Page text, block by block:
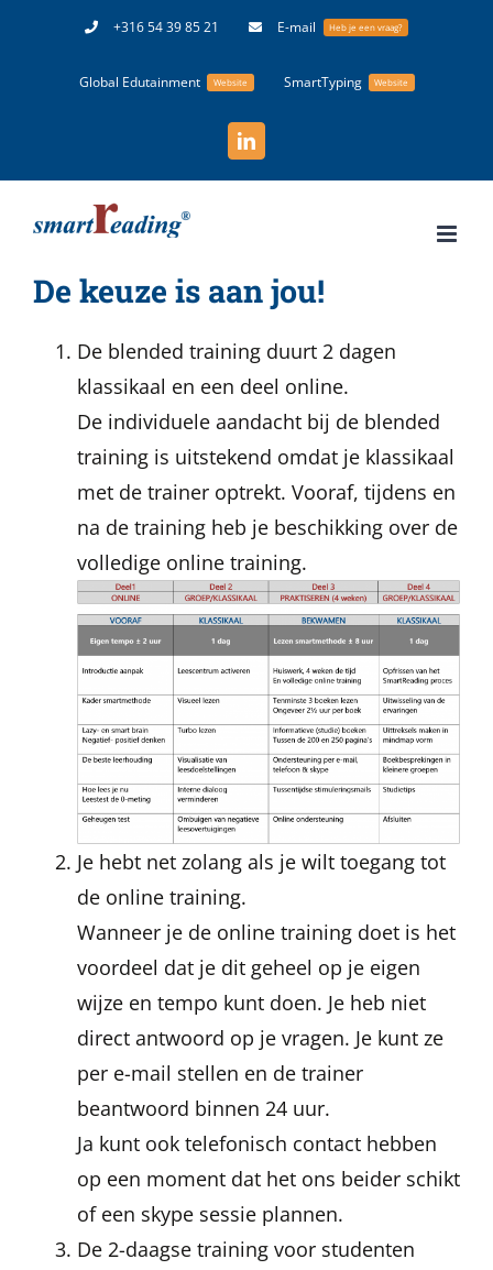
+316 54 39 85 21 E-mail Heb je een vraag?
Global Edutainment Website SmartTyping Website
LinkedIn
De keuze is aan jou!
De blended training duurt 2 dagen
klassikaal en een deel online.
De individuele aandacht bij de blended
training is uitstekend omdat je klassikaal
met de trainer optrekt. Vooraf, tijdens en
na de training heb je beschikking over de
volledige online training.
Je hebt net zolang als je wilt toegang tot
de online training.
Wanneer je de online training doet is het
voordeel dat je dit geheel op je eigen
wijze en tempo kunt doen. Je heb niet
direct antwoord op je vragen. Je kunt ze
per e-mail stellen en de trainer
beantwoord binnen 24 uur.
Ja kunt ook telefonisch contact hebben
op een moment dat het ons beider schikt
of een skype sessie plannen.
De 2-daagse training voor studenten